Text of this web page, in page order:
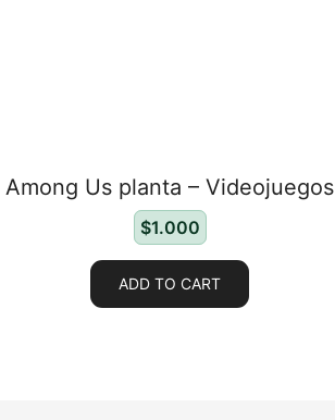
Among Us planta – Videojuegos
$1.000
ADD TO CART